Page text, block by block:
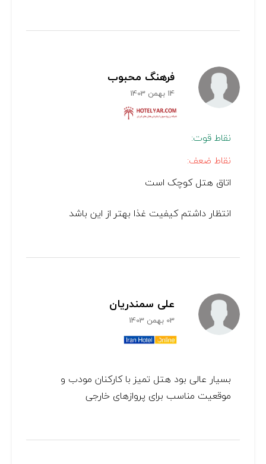
فرهنگ محبوب
14 بهمن 1403
نقاط قوت:
نقاط ضعف:
اتاق هتل کوچک است
انتظار داشتم کیفیت غذا بهتر از این باشد
علی سمندریان
03 بهمن 1403
بسیار عالی بود هتل تمیز با کارکنان مودب و
موقعیت مناسب برای پروازهای خارجی